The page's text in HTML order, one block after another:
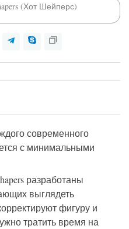
(Хот Шейперс)
современного
с минимальными
разработаны
выглядеть
фигуру и
тратить время на